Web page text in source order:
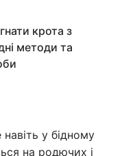
крота з
методи та
у бідному
на родючих і